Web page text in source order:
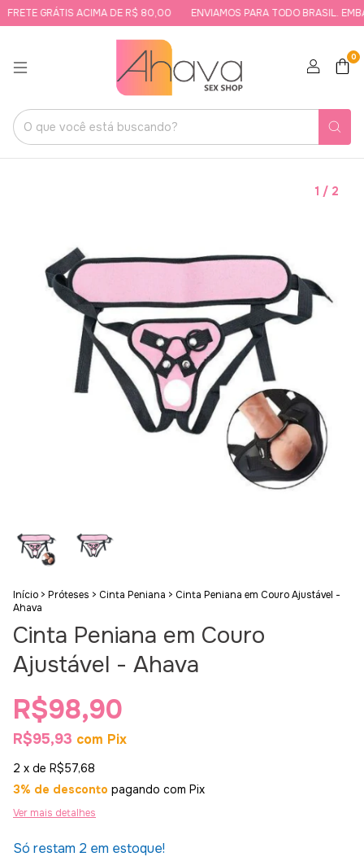
GRÁTIS ACIMA DE R$ 80,00 ENVIAMOS PARA TODO BRASIL.
0
1 / 2
Início > Próteses > Cinta Peniana > Cinta Peniana em Couro Ajustável -
Ahava
Cinta Peniana em Couro
Ajustável - Ahava
R$98,90
R$95,93 com Pix
2 x de R$57,68
3% de desconto pagando com Pix
Ver mais detalhes
Só restam 2 em estoque!